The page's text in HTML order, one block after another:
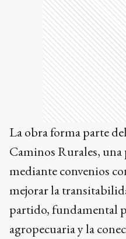
La obra forma parte
Caminos Rurales,
mediante convenios
mejorar la
partido, fundamental
agropecuaria y la